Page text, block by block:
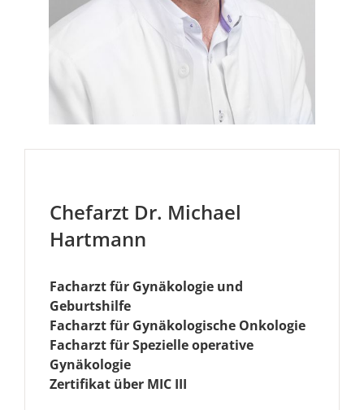
Chefarzt Dr. Michael
Hartmann
Facharzt für Gynäkologie und
Geburtshilfe
Facharzt für Gynäkologische Onkologie
Facharzt für Spezielle operative
Gynäkologie
Zertifikat über MIC III